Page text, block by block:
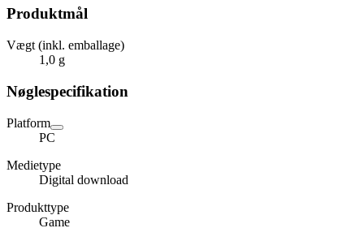
Produktmål
Vægt (inkl. emballage)
1,0 g
Nøglespecifikation
Platform
PC
Medietype
Digital download
Produkttype
Game